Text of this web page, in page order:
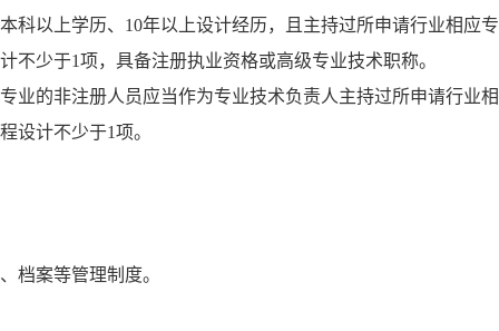
科以上学历、10年以上设计经历，且主持过所申请行业相应
少于1项，具备注册执业资格或高级专业技术职称。
业的非注册人员应当作为专业技术负责人主持过所申请行业
设计不少于1项。
档案等管理制度。